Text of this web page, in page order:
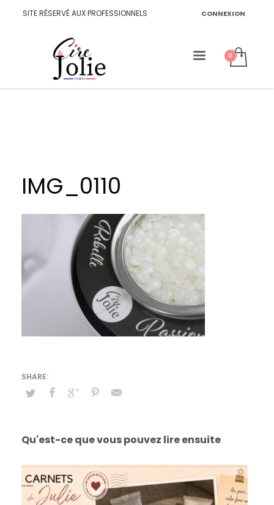
SITE RÉSERVÉ AUX PROFESSIONNELS CONNEXION
IMG_0110
Qu'est-ce que vous pouvez lire ensuite